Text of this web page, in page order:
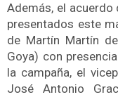
Además, el acuerdo
presentados este
de Martín Martín
Goya) con
la campaña, el
José Antonio